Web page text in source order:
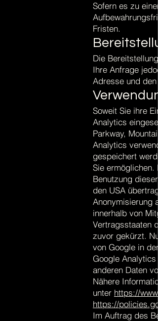
Sofern es zu
Fristen.
Die
Ihre Anfrage
Adresse und
Soweit Sie ihre
Analytics
Parkway,
Analytics
gespeichert
Sie
Benutzung
den USA
Anonymisierung
innerhalb von
Vertragsstaaten
zuvor gekürzt.
von Google in
Google
anderen Daten
Nähere
unter https://
https://
Im Auftrag des